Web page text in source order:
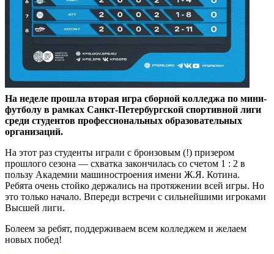
На неделе прошла вторая игра сборной колледжа по мини-
футболу в рамках Санкт-Петербургской спортивной лиги
среди студентов профессиональных образовательных
организаций.
На этот раз студенты играли с бронзовым (!) призером
прошлого сезона — схватка закончилась со счетом 1 : 2 в
пользу Академии машиностроения имени Ж.Я. Котина.
Ребята очень стойко держались на протяжении всей игры. Но
это только начало. Впереди встречи с сильнейшими игроками
Высшей лиги.
Болеем за ребят, поддерживаем всем колледжем и желаем
новых побед!